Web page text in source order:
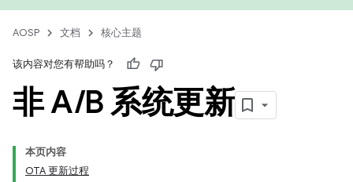
AOSP 文档 核心主题
该内容对您有帮助吗？
非 A/B 系统更新
本页内容
OTA 更新过程